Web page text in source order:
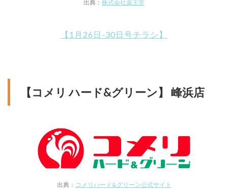
出典： 株式会社薬王堂
【1月26日-30日号チラシ】
【コメリ ハード&グリーン】 峰浜店
出典： コメリハード&グリーン公式サイト